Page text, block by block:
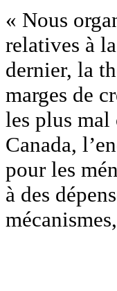
« Nous
relatives à
dernier, la
marges de
les plus mal
Canada,
pour les
à des